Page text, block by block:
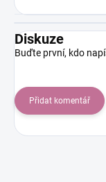
Diskuze
Buďte první, kdo
Přidat komentář